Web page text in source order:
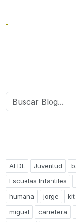
AEDL Juventud
Escuelas Infantiles
humana
jorge kit
miguel
carretera